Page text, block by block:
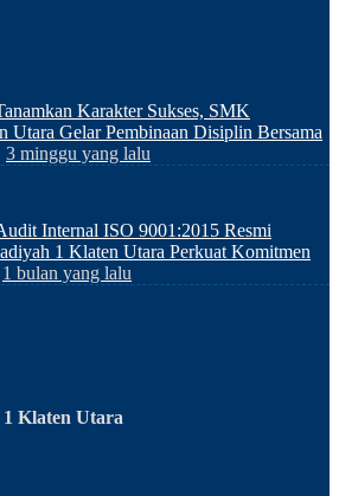
Karakter Sukses, SMK
Utara Gelar Pembinaan Disiplin Bersama
3 minggu yang lalu
Internal ISO 9001:2015 Resmi
1 Klaten Utara Perkuat Komitmen
1 bulan yang lalu
Klaten Utara